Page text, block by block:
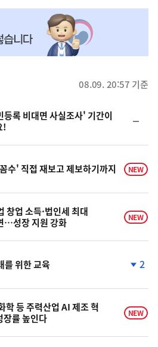
08.09. 20:57 기준
록 비대면 사실조사' 기간이
!
일
수' 직접 재보고 제보하기까지 NEW
창업 소득·법인세 최대
…성장 지원 강화
NEW
를 위한 교육
계
락
2
학 등 주력산업 AI 제조 혁
률 높인다
NEW